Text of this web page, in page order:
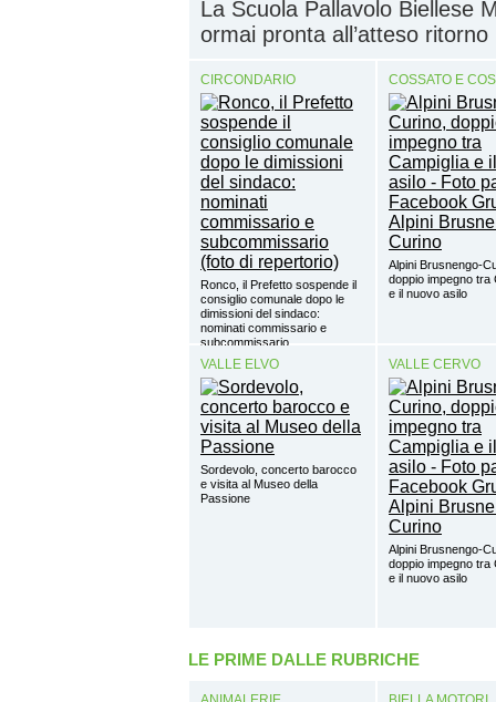
La Scuola Pallavolo Biellese
ormai pronta all’atteso
CIRCONDARIO
Ronco, il Prefetto sospende il
consiglio comunale dopo le
dimissioni del sindaco:
nominati commissario e
subcommissario
COSSATO E
Alpini Brusnengo-
doppio impegno tra
e il nuovo asilo
VALLE ELVO
Sordevolo, concerto barocco
e visita al Museo della
Passione
VALLE CERVO
Alpini Brusnengo-
doppio impegno tra
e il nuovo asilo
LE PRIME DALLE RUBRICHE